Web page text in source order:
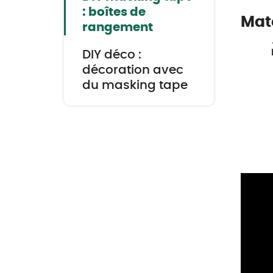
: boîtes de
rangement
DIY déco :
décoration avec
du masking tape